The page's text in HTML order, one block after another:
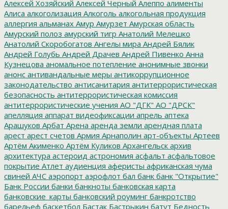
Алексей Хозяйский Алексей Черный Алеппо алименты
Алиса алкоголизация Алкоголь алкогольная продукция
аллергия альманах Амур Амурзет Амурская область
Амурский полоз амурский тигр Анатолий Мелешко
Анатолий Скоробогатов Ангелы мира Андрей Бялик
Андрей Голубь Андрей Драчев Андрей Пивенко Анна
Кузнецова аномальное потепление анонимные звонки
анонс антивандальные меры антикоррупционное
законодательство антисанитария антитеррористическая
безопасность антитеррористическая комиссия
антитеррористические учения АО "ДГК" АО "ДРСК"
апелляция аппарат видеофиксации апрель аптека
Арашуков Арбат Арена аренда земли арендная плата
арест арест счетов Армия Арнаполин арт-объекты Артеев
Артём Акименко Артём Куликов Архангельск архив
архитектура астероид астрономия асфальт асфальтовое
покрытие Атлет аудиенция аферисты африканская чума
свиней АЧС аэропорт аэрофлот бал банк банк "Открытие"
Банк России банки банкноты банковская карта
банковские_карты банковский роуминг банкротство
барельеф баскетбол Бастак Бастрыкин батут Бедность